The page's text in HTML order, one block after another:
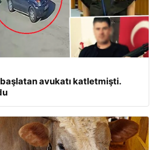
avukatı katletmişti.